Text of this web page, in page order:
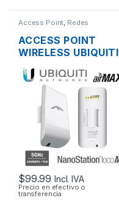
Access Point, Redes
ACCESS POINT
WIRELESS UBIQUITI
LOCOM5 AIRMAX
5GHZ 13DBI MIMO
200MW 150MBPS +
POE OUTDOOR
$99.99 Incl. IVA
Precio en efectivo o
transferencia